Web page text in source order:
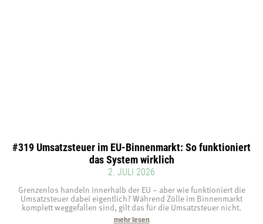
#319 Umsatzsteuer im EU-Binnenmarkt: So funktioniert
das System wirklich
2. JULI 2026
Grenzenlos handeln innerhalb der EU – aber wie funktioniert die
Umsatzsteuer dabei eigentlich? Während Zölle im Binnenmarkt
komplett weggefallen sind, gilt das für die Umsatzsteuer nicht.
mehr lesen